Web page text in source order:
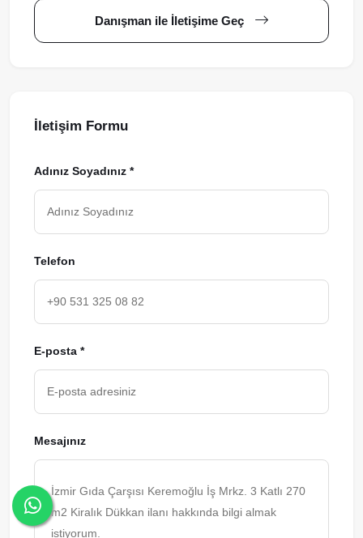
Danışman ile İletişime Geç
İletişim Formu
Adınız Soyadınız *
Telefon
E-posta *
Mesajınız